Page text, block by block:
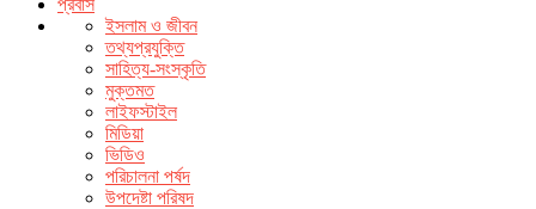
প্রবাস
ইসলাম ও জীবন
তথ্যপ্রযুক্তি
সাহিত্য-সংস্কৃতি
মুক্তমত
লাইফস্টাইল
মিডিয়া
ভিডিও
পরিচালনা পর্ষদ
উপদেষ্টা পরিষদ